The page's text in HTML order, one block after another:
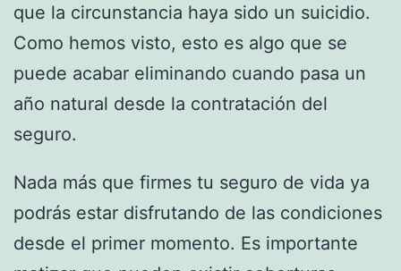
que la circunstancia haya sido un suicidio.
Como hemos visto, esto es algo que se
puede acabar eliminando cuando pasa un
año natural desde la contratación del
seguro.
Nada más que firmes tu seguro de vida ya
podrás estar disfrutando de las condiciones
desde el primer momento. Es importante